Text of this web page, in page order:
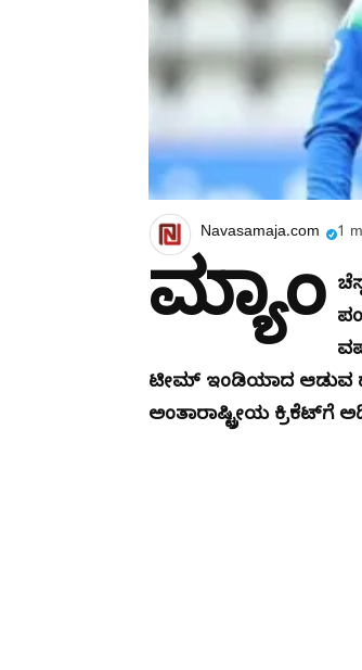
Navasamaja.com 1
ಮ್ಯಾಂ
ಟೀಮ್ ಇಂಡಿಯಾದ ಆಡುವ
ಅಂತಾರಾಷ್ಟ್ರೀಯ ಕ್ರಿಕೆಟ್‌ಗೆ